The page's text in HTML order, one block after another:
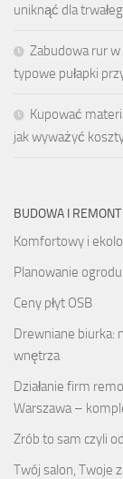
uniknąć dla
Zabudowa rur w
typowe pułapki
Kupować
jak wyważyć
BUDOWA I REMONT
Komfortowy i
Planowanie ogrodu.
Ceny płyt OSB
Drewniane biurka:
wnętrza
Działanie firm
Warszawa –
Zrób to sam czyli
Twój salon, Twoje